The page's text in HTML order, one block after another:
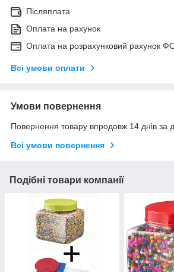
Післяплата
Оплата на рахунок
Оплата на розрахунковий рахунок
Всі умови оплати
Умови повернення
Повернення товару впродовж 14 днів за
Всі умови повернення
Подібні товари компанії